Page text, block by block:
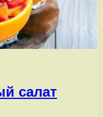
салат